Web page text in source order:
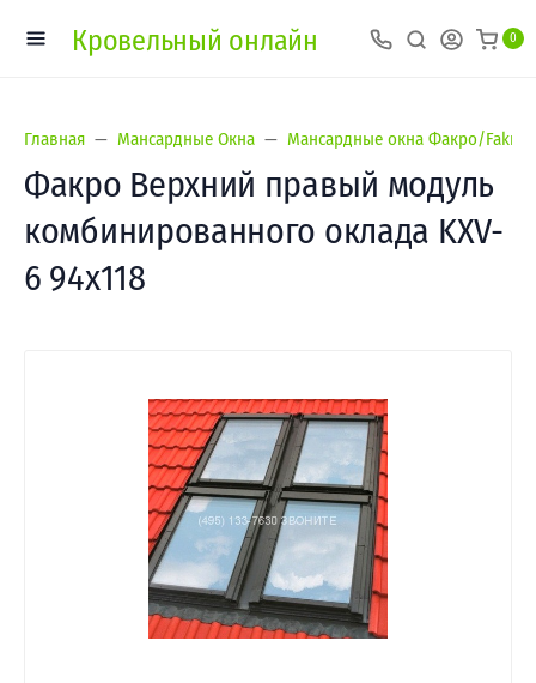
Кровельный онлайн 0
Главная Мансардные Окна Мансардные окна Факро/Fakro
Факро Верхний правый модуль
комбинированного оклада KXV-
6 94х118